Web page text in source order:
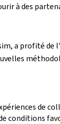
à des
a profité
de
conditions